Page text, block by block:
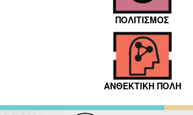
ΠΟΛΙΤΙΣΜΟΣ
ΑΝΘΕΚΤΙΚΗ ΠΟΛΗ